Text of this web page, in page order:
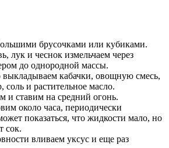
брусочками или кубиками.
лук и чеснок измельчаем через
до однородной массы.
кабачки, овощную смесь,
соль и растительное масло.
и ставим на средний огонь.
около часа, периодически
показаться, что жидкости мало, но
сок.
вливаем уксус и еще раз